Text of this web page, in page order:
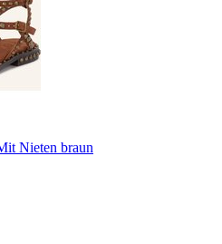
Nieten braun